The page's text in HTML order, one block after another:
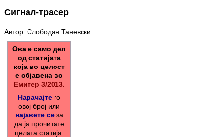
Сигнал-трасер
Автор: Слободан Таневски
Ова е само дел
од статијата
која во целост
е објавена во
Емитер 3/2013.
Нарачајте го
овој број или
најавете сеза
да ја прочитате
целата статија.